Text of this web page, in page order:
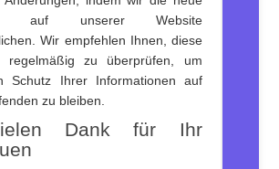
auf unserer Website
Wir empfehlen Ihnen, diese
regelmäßig zu überprüfen, um
Schutz Ihrer Informationen auf
zu bleiben.
Dank für Ihr